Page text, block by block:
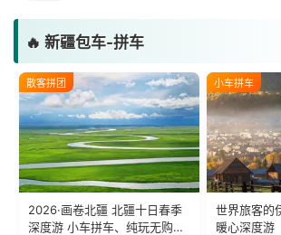
🔥 新疆包车-拼车
散客拼团
2026·画卷北疆 北疆十日春季
深度游 小车拼车、纯玩无购
小车拼车
世界旅客的
暖心深度游